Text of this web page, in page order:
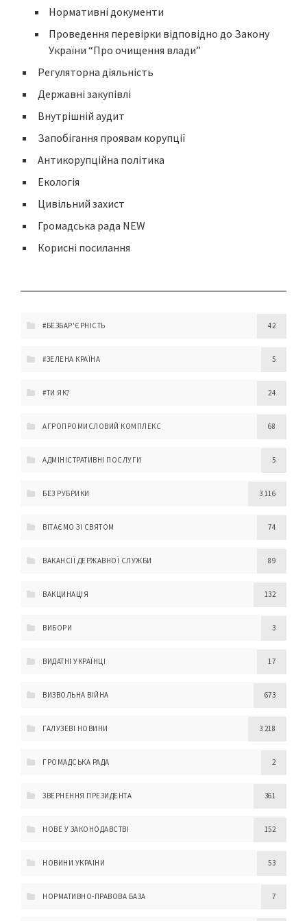
Нормативні документи
Проведення перевірки відповідно до Закону
України “Про очищення влади”
Регуляторна діяльність
Державні закупівлі
Внутрішній аудит
Запобігання проявам корупції
Антикорупційна політика
Екологія
Цивільний захист
Громадська рада NEW
Корисні посилання
#БЕЗБАР'ЄРНІСТЬ 42
#ЗЕЛЕНА КРАЇНА 5
#ТИ ЯК? 24
АГРОПРОМИСЛОВИЙ КОМПЛЕКС 68
АДМІНІСТРАТИВНІ ПОСЛУГИ 5
БЕЗ РУБРИКИ 3 116
ВІТАЄМО ЗІ СВЯТОМ 74
ВАКАНСІЇ ДЕРЖАВНОЇ СЛУЖБИ 89
ВАКЦИНАЦІЯ 132
ВИБОРИ 3
ВИДАТНІ УКРАЇНЦІ 17
ВИЗВОЛЬНА ВІЙНА 673
ГАЛУЗЕВІ НОВИНИ 3 218
ГРОМАДСЬКА РАДА 2
ЗВЕРНЕННЯ ПРЕЗИДЕНТА 361
НОВЕ У ЗАКОНОДАВСТВІ 152
НОВИНИ УКРАЇНИ 53
НОРМАТИВНО-ПРАВОВА БАЗА 7